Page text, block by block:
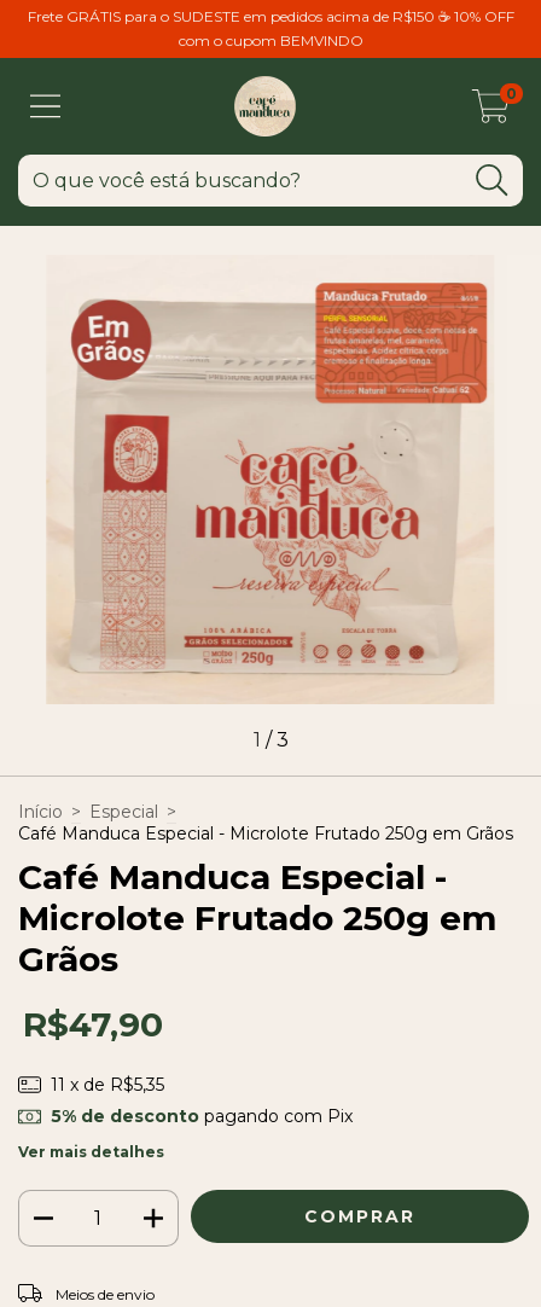
Frete GRÁTIS para o SUDESTE em pedidos acima de R$150 ☕ 10% OFF
com o cupom BEMVINDO
0
1 /3
Início > Especial >
Café Manduca Especial - Microlote Frutado 250g em Grãos
Café Manduca Especial -
Microlote Frutado 250g em
Grãos
R$47,90
11 x de R$5,35
5% de descontopagando com Pix
Ver mais detalhes
Entregas para o CEP:
Meios de envio